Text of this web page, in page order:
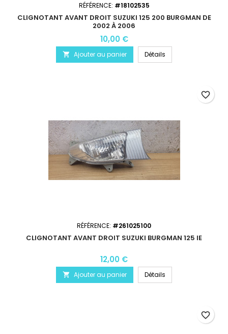
RÉFÉRENCE: #18102535
CLIGNOTANT AVANT DROIT SUZUKI 125 200 BURGMAN DE
2002 À 2006
10,00 €
 Ajouter au panier Détails
RÉFÉRENCE: #261025100
CLIGNOTANT AVANT DROIT SUZUKI BURGMAN 125 IE
12,00 €
 Ajouter au panier Détails
favorite_border
favorite_border